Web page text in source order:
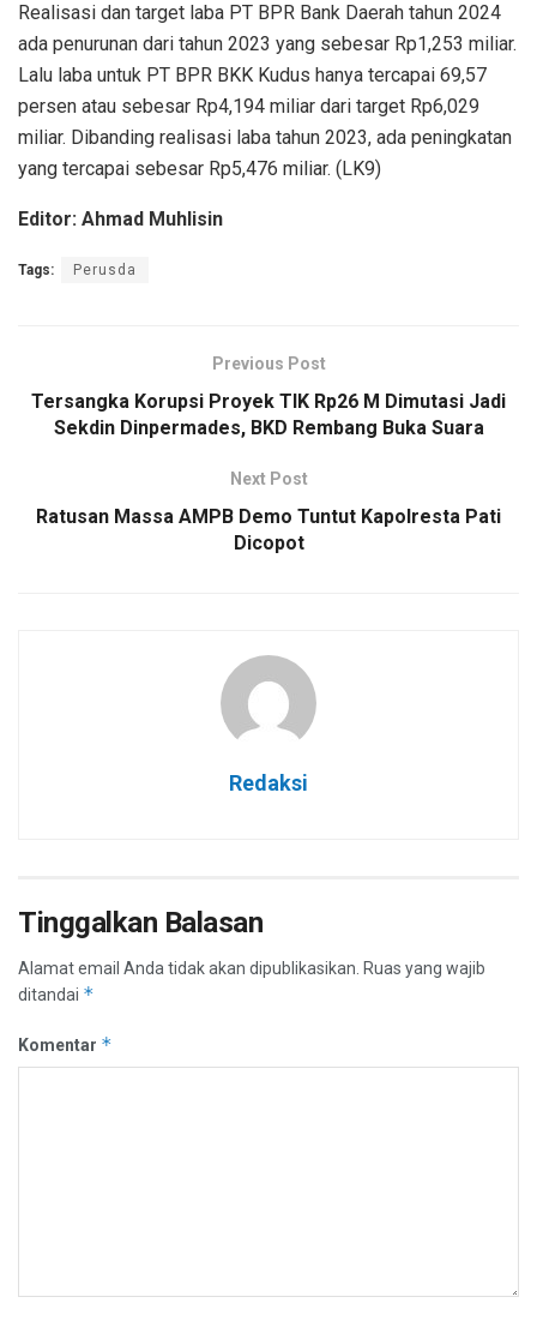
Realisasi dan target laba PT BPR Bank Daerah tahun 2024
ada penurunan dari tahun 2023 yang sebesar Rp1,253 miliar.
Lalu laba untuk PT BPR BKK Kudus hanya tercapai 69,57
persen atau sebesar Rp4,194 miliar dari target Rp6,029
miliar. Dibanding realisasi laba tahun 2023, ada peningkatan
yang tercapai sebesar Rp5,476 miliar. (LK9)
Editor: Ahmad Muhlisin
Tags: Perusda
Previous Post
Tersangka Korupsi Proyek TIK Rp26 M Dimutasi Jadi
Sekdin Dinpermades, BKD Rembang Buka Suara
Next Post
Ratusan Massa AMPB Demo Tuntut Kapolresta Pati
Dicopot
Redaksi
Tinggalkan Balasan
Alamat email Anda tidak akan dipublikasikan. Ruas yang wajib
ditandai *
Komentar *